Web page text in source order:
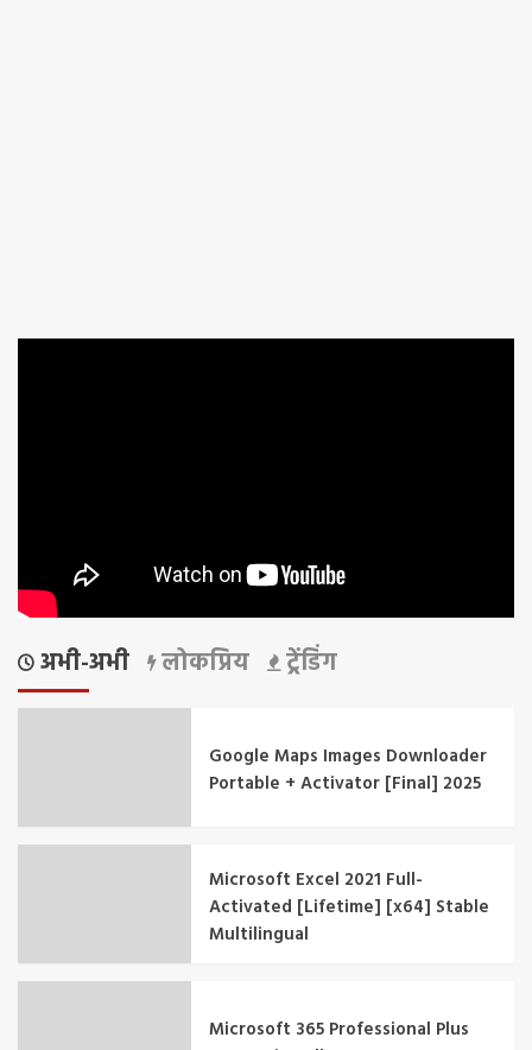
अभी-अभी लोकप्रिय ट्रेंडिंग
Google Maps Images Downloader
Portable + Activator [Final] 2025
Microsoft Excel 2021 Full-
Activated [Lifetime] [x64] Stable
Multilingual
Microsoft 365 Professional Plus